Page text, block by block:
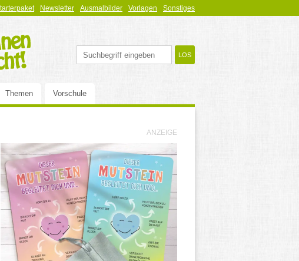
Sonstiges
Vorlagen
Ausmalbilder
Newsletter
Themen Vorschule
ANZEIGE